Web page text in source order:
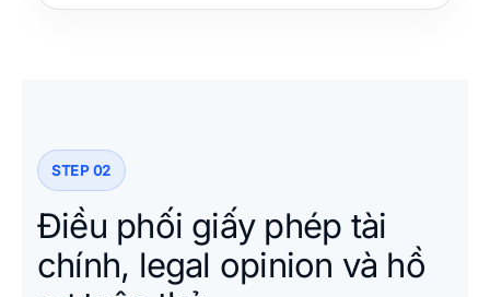
STEP 02
Điều phối giấy phép tài
chính, legal opinion và hồ